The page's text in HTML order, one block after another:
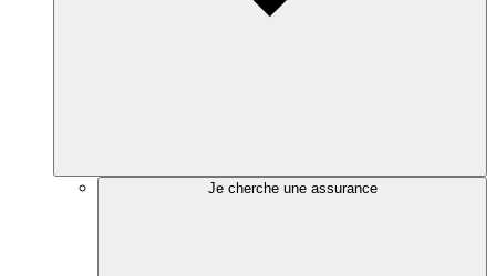
Je cherche une assurance